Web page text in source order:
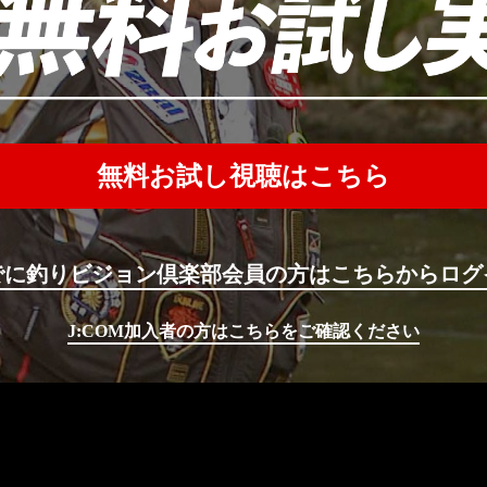
無料お試し視聴はこちら
釣りビジョン倶楽部会員の方はこちらからロ
J:COM加入者の方はこちらをご確認ください